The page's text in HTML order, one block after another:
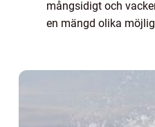
mångsidigt och
en mängd olika